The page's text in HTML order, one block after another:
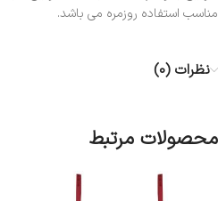
مناسب استفاده روزمره می باشد.
نظرات (0)
محصولات مرتبط